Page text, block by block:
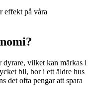
effekt på våra
dyrare, vilket kan märkas i
bil, bor i ett äldre hus
det ofta pengar att spara